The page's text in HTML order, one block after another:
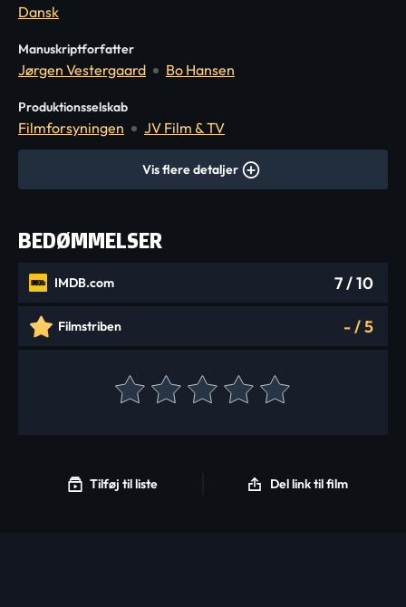
Dansk
Manuskriptforfatter
Jørgen Vestergaard Bo Hansen
Produktionsselskab
Filmforsyningen JV Film & TV
Vis flere detaljer
BEDØMMELSER
IMDB.com 7/ 10
Filmstriben -/5
Tilføj til liste Del link til film